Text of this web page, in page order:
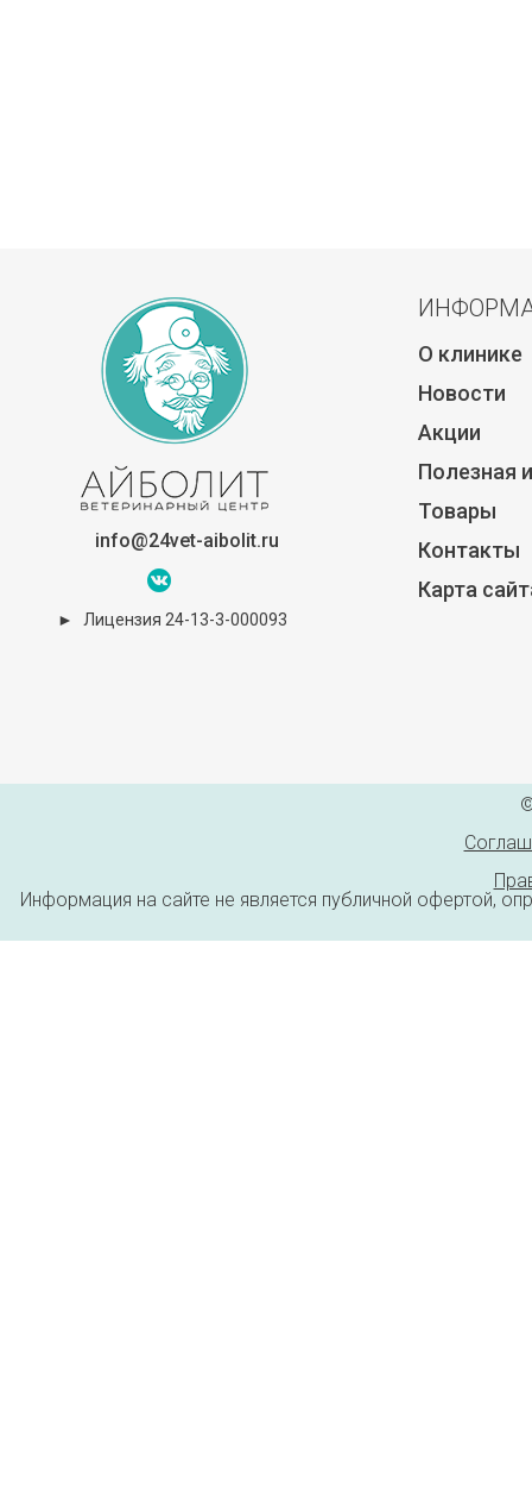
info@24vet-aibolit.ru
► Лицензия 24-13-3-000093
О клинике
Новости
Акции
Полезная
Товары
Контакты
Карта
Информация на сайте не является публичной офертой,